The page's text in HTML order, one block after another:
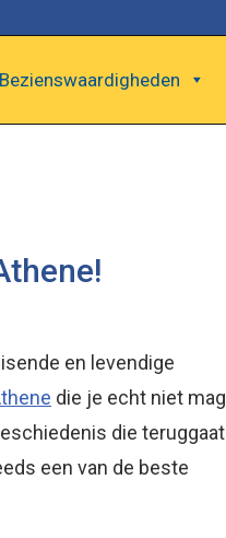
Bezienswaardigheden
en levendige
die je echt niet mag
die teruggaat
een van de beste